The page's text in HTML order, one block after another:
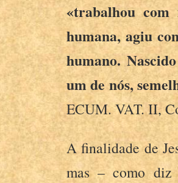
«trabalhou com
humana, agiu
humano.
um de nós,
ECUM. VAT. II,
A finalidade de
mas – como